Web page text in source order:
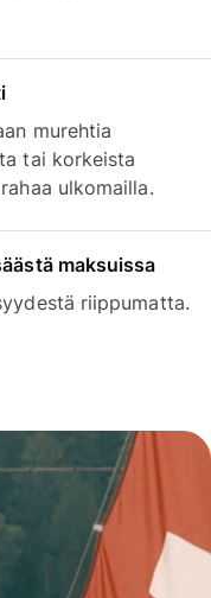
murehtia
tai korkeista
ulkomailla.
maksuissa
riippumatta.